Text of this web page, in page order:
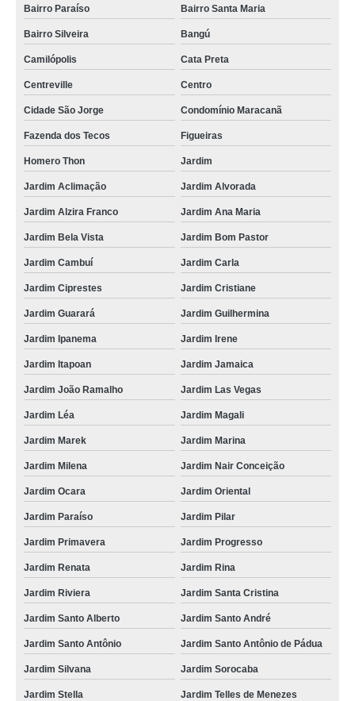
Bairro Paraíso Bairro Santa Maria
Bairro Silveira Bangú
Camilópolis Cata Preta
Centreville Centro
Cidade São Jorge Condomínio Maracanã
Fazenda dos Tecos Figueiras
Homero Thon Jardim
Jardim Aclimação Jardim Alvorada
Jardim Alzira Franco Jardim Ana Maria
Jardim Bela Vista Jardim Bom Pastor
Jardim Cambuí Jardim Carla
Jardim Ciprestes Jardim Cristiane
Jardim Guarará Jardim Guilhermina
Jardim Ipanema Jardim Irene
Jardim Itapoan Jardim Jamaica
Jardim João Ramalho Jardim Las Vegas
Jardim Léa Jardim Magali
Jardim Marek Jardim Marina
Jardim Milena Jardim Nair Conceição
Jardim Ocara Jardim Oriental
Jardim Paraíso Jardim Pilar
Jardim Primavera Jardim Progresso
Jardim Renata Jardim Rina
Jardim Riviera Jardim Santa Cristina
Jardim Santo Alberto Jardim Santo André
Jardim Santo Antônio Jardim Santo Antônio de Pádua
Jardim Silvana Jardim Sorocaba
Jardim Stella Jardim Telles de Menezes